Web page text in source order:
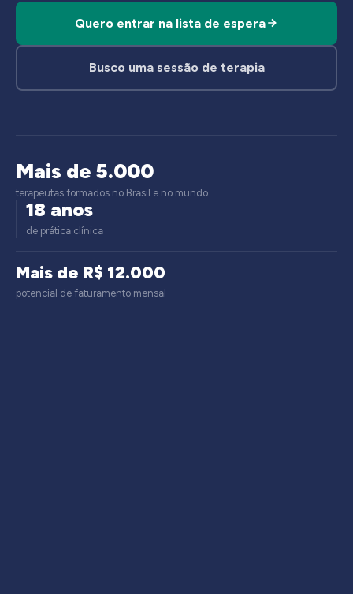
Quero entrar na lista de espera
Busco uma sessão de terapia
Mais de 5.000
terapeutas formados no Brasil e no mundo
18 anos
de prática clínica
Mais de R$ 12.000
potencial de faturamento mensal